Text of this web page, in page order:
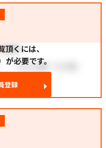
頂くには、
必要です。
登録